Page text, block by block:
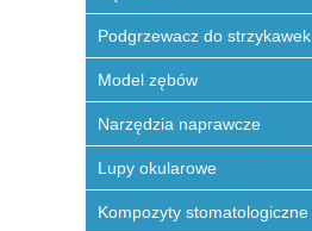
Podgrzewacz do strzykawek
Model zębów
Narzędzia naprawcze
Lupy okularowe
Kompozyty stomatologiczne